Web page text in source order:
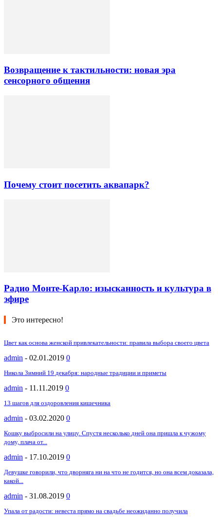
Возвращение к тактильности: новая эра
сенсорного общения
Почему стоит посетить аквапарк?
Радио Монте-Карло: изысканность и культура в
эфире
Это интересно!
Цвет как основа женской привлекательности: правила выбора своего цвета
admin - 02.01.2019 0
Никола Зимний 19 декабря: народные традиции и приметы
admin - 11.11.2019 0
13 шагов для оздоровления кишечника
admin - 03.02.2020 0
Кошку выбросили на улицу. Спустя несколько дней она пришла к чужому
дому, плача от...
admin - 17.10.2019 0
Девушке говорили, что дворняга ни на что не годится, но она всем доказала,
какой...
admin - 31.08.2019 0
Упала от радости: невеста прямо на свадьбе неожиданно получила